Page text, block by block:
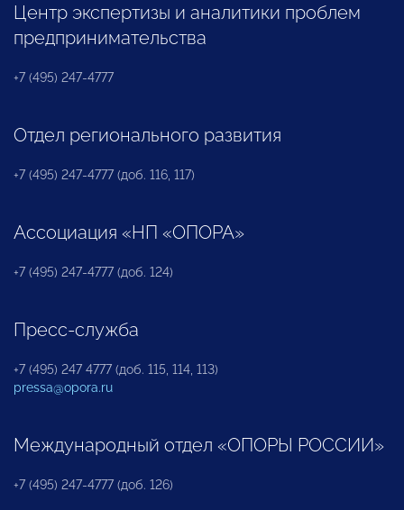
Центр экспертизы и аналитики проблем
предпринимательства
+7 (495) 247-4777
Отдел регионального развития
+7 (495) 247-4777 (доб. 116, 117)
Ассоциация «НП «ОПОРА»
+7 (495) 247-4777 (доб. 124)
Пресс-служба
+7 (495) 247 4777 (доб. 115, 114, 113)
pressa@opora.ru
Международный отдел «ОПОРЫ РОССИИ»
+7 (495) 247-4777 (доб. 126)